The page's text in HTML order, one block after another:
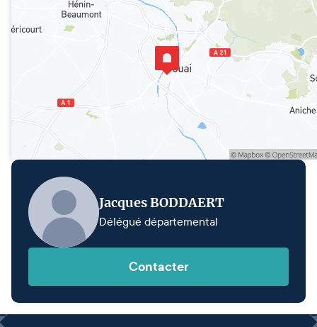
Jacques BODDAERT
Délégué départemental
Contacter